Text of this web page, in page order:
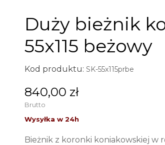
Duży bieżnik
55x115 beżowy
Kod produktu: SK-55x115prbe
840,00 zł
Brutto
Bieżnik z koronki koniakowskiej w